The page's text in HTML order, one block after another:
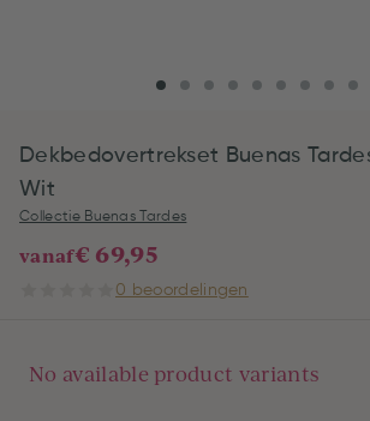
Dekbedovertrekset Buenas
Wit
Collectie Buenas Tardes
vanaf€ 69,95
0 beoordelingen
No available product variants